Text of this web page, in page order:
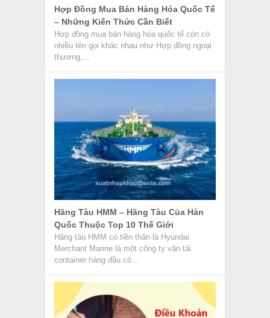
Hợp Đồng Mua Bán Hàng Hóa Quốc Tế
– Những Kiến Thức Cần Biết
Hợp đồng mua bán hàng hóa quốc tế còn có
nhiều tên gọi khác nhau như Hợp đồng ngoại
thương,...
Hãng Tàu HMM – Hãng Tàu Của Hàn
Quốc Thuộc Top 10 Thế Giới
Hãng tàu HMM có tiền thân là Hyundai
Merchant Marine là một công ty vận tải
container hàng đầu có...